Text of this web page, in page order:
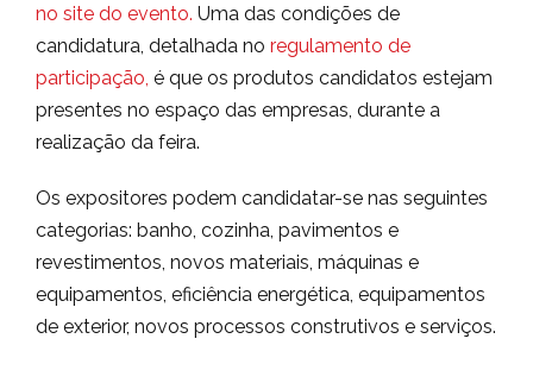
no site do evento. Uma das condições de
candidatura, detalhada no regulamento de
participação, é que os produtos candidatos estejam
presentes no espaço das empresas, durante a
realização da feira.
Os expositores podem candidatar-se nas seguintes
categorias: banho, cozinha, pavimentos e
revestimentos, novos materiais, máquinas e
equipamentos, eficiência energética, equipamentos
de exterior, novos processos construtivos e serviços.